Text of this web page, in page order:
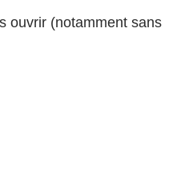
ouvrir (notamment sans